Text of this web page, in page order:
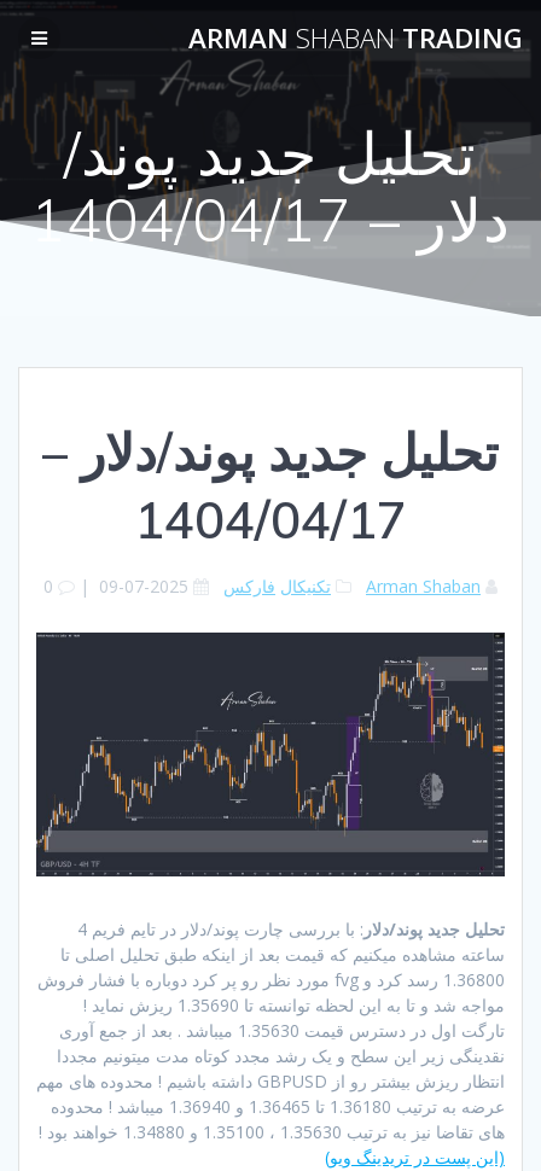
to
content
ARMAN SHABANTRADING
تحلیل جدید پوند/
دلار – 1404/04/17
تحلیل جدید پوند/دلار –
1404/04/17
Arman Shaban تکنیکال فارکس 2025-07-09
|
0
تحلیل جدید پوند/دلار
: با بررسی چارت پوند/دلار در تایم فریم 4
ساعته مشاهده میکنیم که قیمت بعد از اینکه طبق تحلیل اصلی تا
1.36800 رسد کرد و fvg مورد نظر رو پر کرد دوباره با فشار فروش
مواجه شد و تا به این لحظه توانسته تا 1.35690 ریزش نماید !
تارگت اول در دسترس قیمت 1.35630 میباشد . بعد از جمع آوری
نقدینگی زیر این سطح و یک رشد مجدد کوتاه مدت میتونیم مجددا
انتظار ریزش بیشتر رو از GBPUSD داشته باشیم ! محدوده های مهم
عرضه به ترتیب 1.36180 تا 1.36465 و 1.36940 میباشد ! محدوده
های تقاضا نیز به ترتیب 1.35630 ، 1.35100 و 1.34880 خواهند بود !
(این پست در تریدینگ ویو)